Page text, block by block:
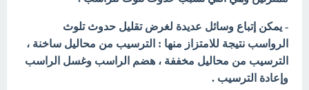
- يمكن إتباع وسائل عديدة لغرض تقليل حدوث تلوث
الرواسب نتيجة للامتزاز منها : الترسيب من محاليل ساخنة ،
الترسيب من محاليل مخففة ، هضم الراسب وغسل الراسب
وإعادة الترسيب .